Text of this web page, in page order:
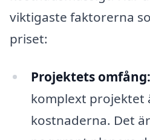
viktigaste faktorerna
priset:
Projektets omfång:
komplext projektet
kostnaderna. Det